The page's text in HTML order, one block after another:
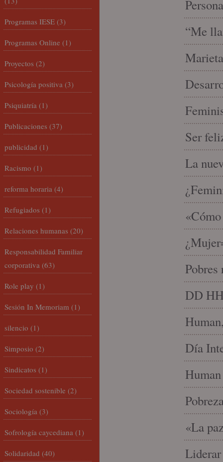
“Me
Ser
La
DD
Día
«La
Liderar
Programas IESE (3)
Programas Online (1)
Proyectos (2)
Psicología positiva (3)
Psiquiatría (1)
Publicaciones (37)
publicidad (1)
Racismo (1)
reforma horaria (4)
Refugiados (1)
Relaciones humanas (20)
Responsabilidad Familiar
corporativa (63)
Role play (1)
Sesión In Memoriam (1)
silencio (1)
Simposio (2)
Sindicatos (1)
Sociedad sostenible (2)
Sociología (3)
Sofrología caycediana (1)
Solidaridad (40)